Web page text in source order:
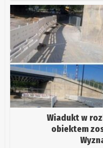
Wiadukt w
obiektem